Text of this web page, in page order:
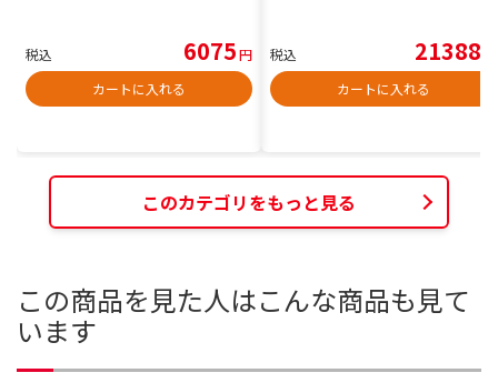
税込 6075円
カートに入れる
税込 21388
カートに入れる
このカテゴリをもっと見る
この商品を見た人はこんな商品も見て
います